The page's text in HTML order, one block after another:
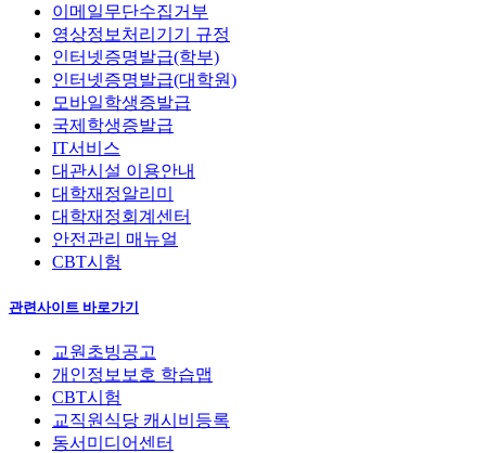
이메일무단수집거부
영상정보처리기기 규정
인터넷증명발급(학부)
인터넷증명발급(대학원)
모바일학생증발급
국제학생증발급
IT서비스
대관시설 이용안내
대학재정알리미
대학재정회계센터
안전관리 매뉴얼
CBT시험
관련사이트 바로가기
교원초빙공고
개인정보보호 학습맵
CBT시험
교직원식당 캐시비등록
동서미디어센터